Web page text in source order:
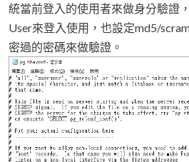
統當前登入的使用者來做身分驗證
User來登入使用，也設定md5/
密過的密碼來做驗證。